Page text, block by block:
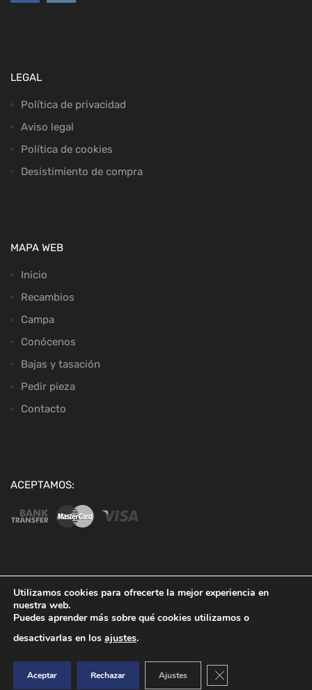
LEGAL
Política de privacidad
Aviso legal
Política de cookies
Desistimiento de compra
MAPA WEB
Inicio
Recambios
Campa
Conócenos
Bajas y tasación
Pedir pieza
Contacto
ACEPTAMOS:
Utilizamos cookies para ofrecerte la mejor experiencia en
nuestra web.
Puedes aprender más sobre qué cookies utilizamos o
desactivarlas en los ajustes.
Aceptar Rechazar Ajustes Cerrar el banner de